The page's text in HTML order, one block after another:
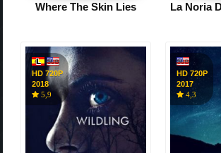
Where The Skin Lies
HD 720P
2018
5,9
HD 720P
2017
4,3